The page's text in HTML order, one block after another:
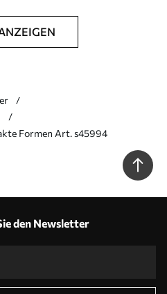
Formen Art. s45994
den Newsletter